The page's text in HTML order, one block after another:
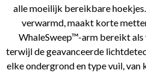
alle moeilijk bereikbare
verwarmd, maakt korte
WhaleSweep™-arm bereikt als
terwijl de geavanceerde
elke ondergrond en type vuil,